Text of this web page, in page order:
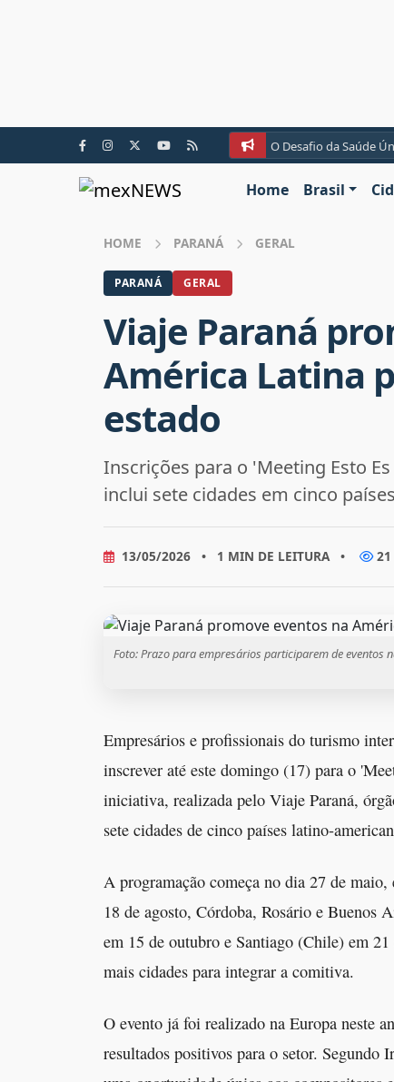
O Desafio da Saúde
Home Brasil
HOME PARANÁ GERAL
PARANÁ GERAL
Viaje Paraná
América Latina
estado
Inscrições para o 'Meeting Esto
inclui sete cidades em cinco países
13/05/2026 • 1 MIN DE LEITURA • 21
Foto: Prazo para empresários participarem de eventos
Empresários e profissionais do turismo
inscrever até este domingo (17) para o
iniciativa, realizada pelo Viaje Paraná,
sete cidades de cinco países latino-
A programação começa no dia 27 de
18 de agosto, Córdoba, Rosário e Buenos
em 15 de outubro e Santiago (Chile) em
mais cidades para integrar a comitiva.
O evento já foi realizado na Europa neste
resultados positivos para o setor. Segundo